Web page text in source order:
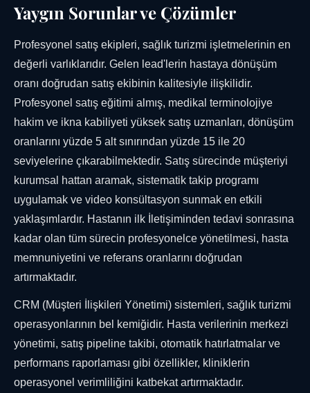
Yaygın Sorunlar ve Çözümler
Profesyonel satış ekipleri, sağlık turizmi işletmelerinin en
değerli varlıklarıdır. Gelen lead'lerin hastaya dönüşüm
oranı doğrudan satış ekibinin kalitesiyle ilişkilidir.
Profesyonel satış eğitimi almış, medikal terminolojiye
hakim ve ikna kabiliyeti yüksek satış uzmanları, dönüşüm
oranlarını yüzde 5 alt sınırından yüzde 15 ile 20
seviyelerine çıkarabilmektedir. Satış sürecinde müşteriyi
kurumsal hattan aramak, sistematik takip programı
uygulamak ve video konsültasyon sunmak en etkili
yaklaşımlardır. Hastanın ilk İletişiminden tedavi sonrasına
kadar olan tüm sürecin profesyonelce yönetilmesi, hasta
memnuniyetini ve referans oranlarını doğrudan
artırmaktadır.
CRM (Müşteri İlişkileri Yönetimi) sistemleri, sağlık turizmi
operasyonlarının bel kemiğidir. Hasta verilerinin merkezi
yönetimi, satış pipeline takibi, otomatik hatırlatmalar ve
performans raporlaması gibi özellikler, kliniklerin
operasyonel verimliliğini katbekat artırmaktadır.